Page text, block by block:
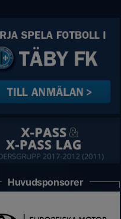
Huvudsponsorer